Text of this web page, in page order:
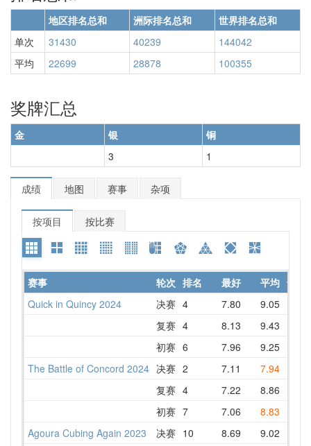
地区排名总和 洲际排名总和
世界排名总和
单次
31430 40239
144042
平均
22699 28878 100355
奖牌汇总
金 银
铜
3
1
成绩 地图 赛事 杂项
按项目 按比赛
赛事 轮次 排名 最好 平均 详情
Quick in Quincy 2024
决赛 4 7.80 9.05
复赛 4 8.13 9.43
初赛 6 7.96 9.25
The Battle of Concord 2024 决赛 2 7.11 7.94
复赛 4 7.22 8.86
初赛 7 7.06 8.83
Agoura Cubing Again 2023 决赛 10 8.69 9.02